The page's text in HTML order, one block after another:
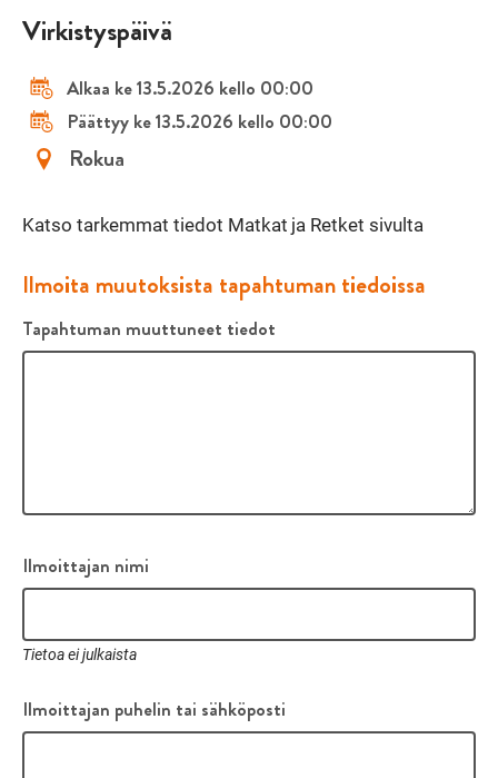
Virkistyspäivä
Alkaa ke 13.5.2026 kello 00:00
Päättyy ke 13.5.2026 kello 00:00
Rokua
Katso tarkemmat tiedot Matkat ja Retket sivulta
Ilmoita muutoksista tapahtuman tiedoissa
Tapahtuman muuttuneet tiedot
Ilmoittajan nimi
Tietoa ei julkaista
Ilmoittajan puhelin tai sähköposti